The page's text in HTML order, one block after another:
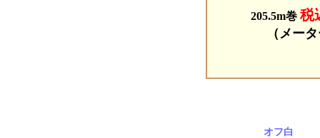
205.5m巻 税
（メー
オフ白